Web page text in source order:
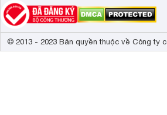
© 2013 - 2023 Bản quyền thuộc về Công ty